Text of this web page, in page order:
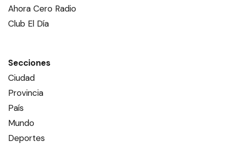
Ahora Cero Radio
Club El Día
Secciones
Ciudad
Provincia
País
Mundo
Deportes